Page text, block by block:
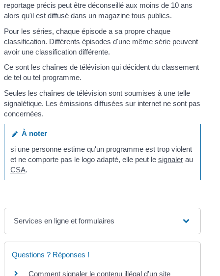
reportage précis peut être déconseillé aux moins de 10 ans
alors qu'il est diffusé dans un magazine tous publics.
Pour les séries, chaque épisode a sa propre chaque
classification. Différents épisodes d'une même série peuvent
avoir une classification différente.
Ce sont les chaînes de télévision qui décident du classement
de tel ou tel programme.
Seules les chaînes de télévision sont soumises à une telle
signalétique. Les émissions diffusées sur internet ne sont pas
concernées.
À noter
si une personne estime qu'un programme est trop violent
et ne comporte pas le logo adapté, elle peut le signalerau
CSA.
Services en ligne et formulaires
Questions ? Réponses !
Comment signaler le contenu illégal d'un site